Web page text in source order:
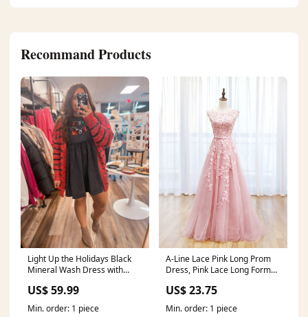
Recommand Products
Light Up the Holidays Black
Mineral Wash Dress with
US$ 59.99
Min. order: 1 piece
A-Line Lace Pink Long Prom
Dress, Pink Lace Long Formal
US$ 23.75
Min. order: 1 piece